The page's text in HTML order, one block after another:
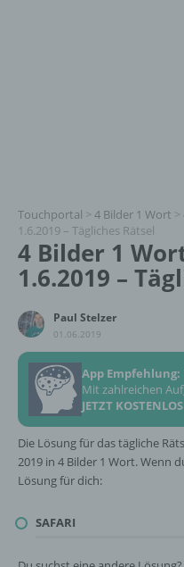
Touchportal > 4 Bilder 1 Wort >
1.6.2019 – Tägliches Rätsel
4 Bilder 1
1.6.2019 –
Paul Stelzer
01.06.2019
App Empfehlung:
Mit zahlreichen
JETZT
Die Lösung für das tägliche
2019 in 4 Bilder 1 Wort. Wenn
Lösung für dich:
SAFARI